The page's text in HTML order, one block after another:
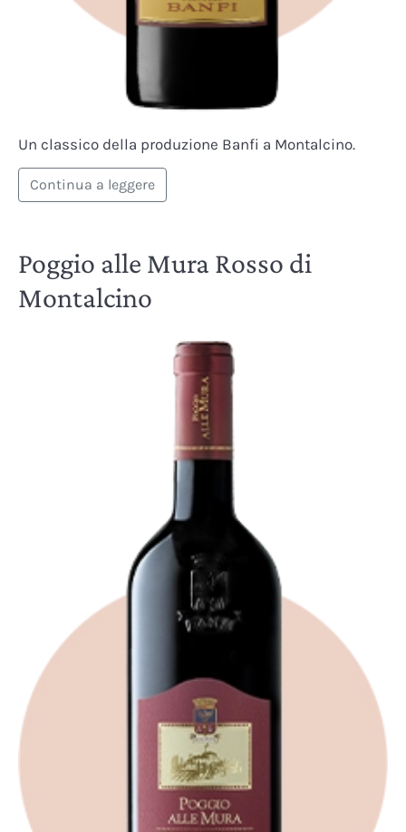
Un classico della produzione Banfi a Montalcino.
Continua a leggere
Poggio alle Mura Rosso di
Montalcino